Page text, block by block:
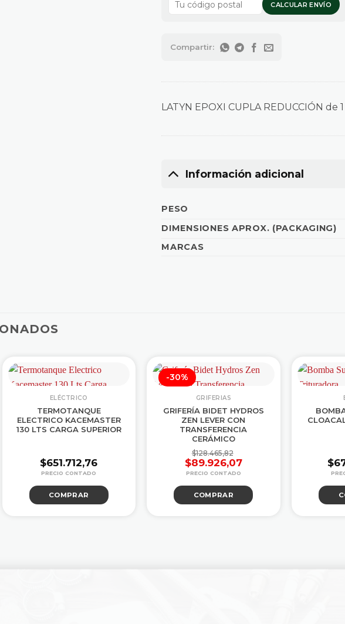
LATYN EPOXI CUPLA REDUCCIÓN de
CALCULAR ENVÍO
Información adicional
PESO
DIMENSIONES APROX. (PACKAGING)
MARCAS
ELÉCTRICO
TERMOTANQUE
ELECTRICO KACEMASTER
130 LTS CARGA SUPERIOR
$651.712,76
COMPRAR
-30%
GRIFERIAS
GRIFERÍA BIDET HYDROS
ZEN LEVER CON
TRANSFERENCIA
CERÁMICO
$128.465,82
precio
original
$89.926,07
precio
actual
COMPRAR
$